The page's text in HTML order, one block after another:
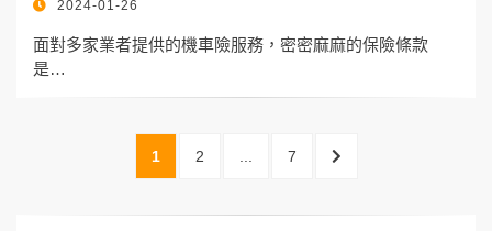
POSTED
2024-01-26
面對多家業者提供的機車險服務，密密麻麻的保險條款
是…
PAGE
1 PAGE
2 PAGE
7
NEXT